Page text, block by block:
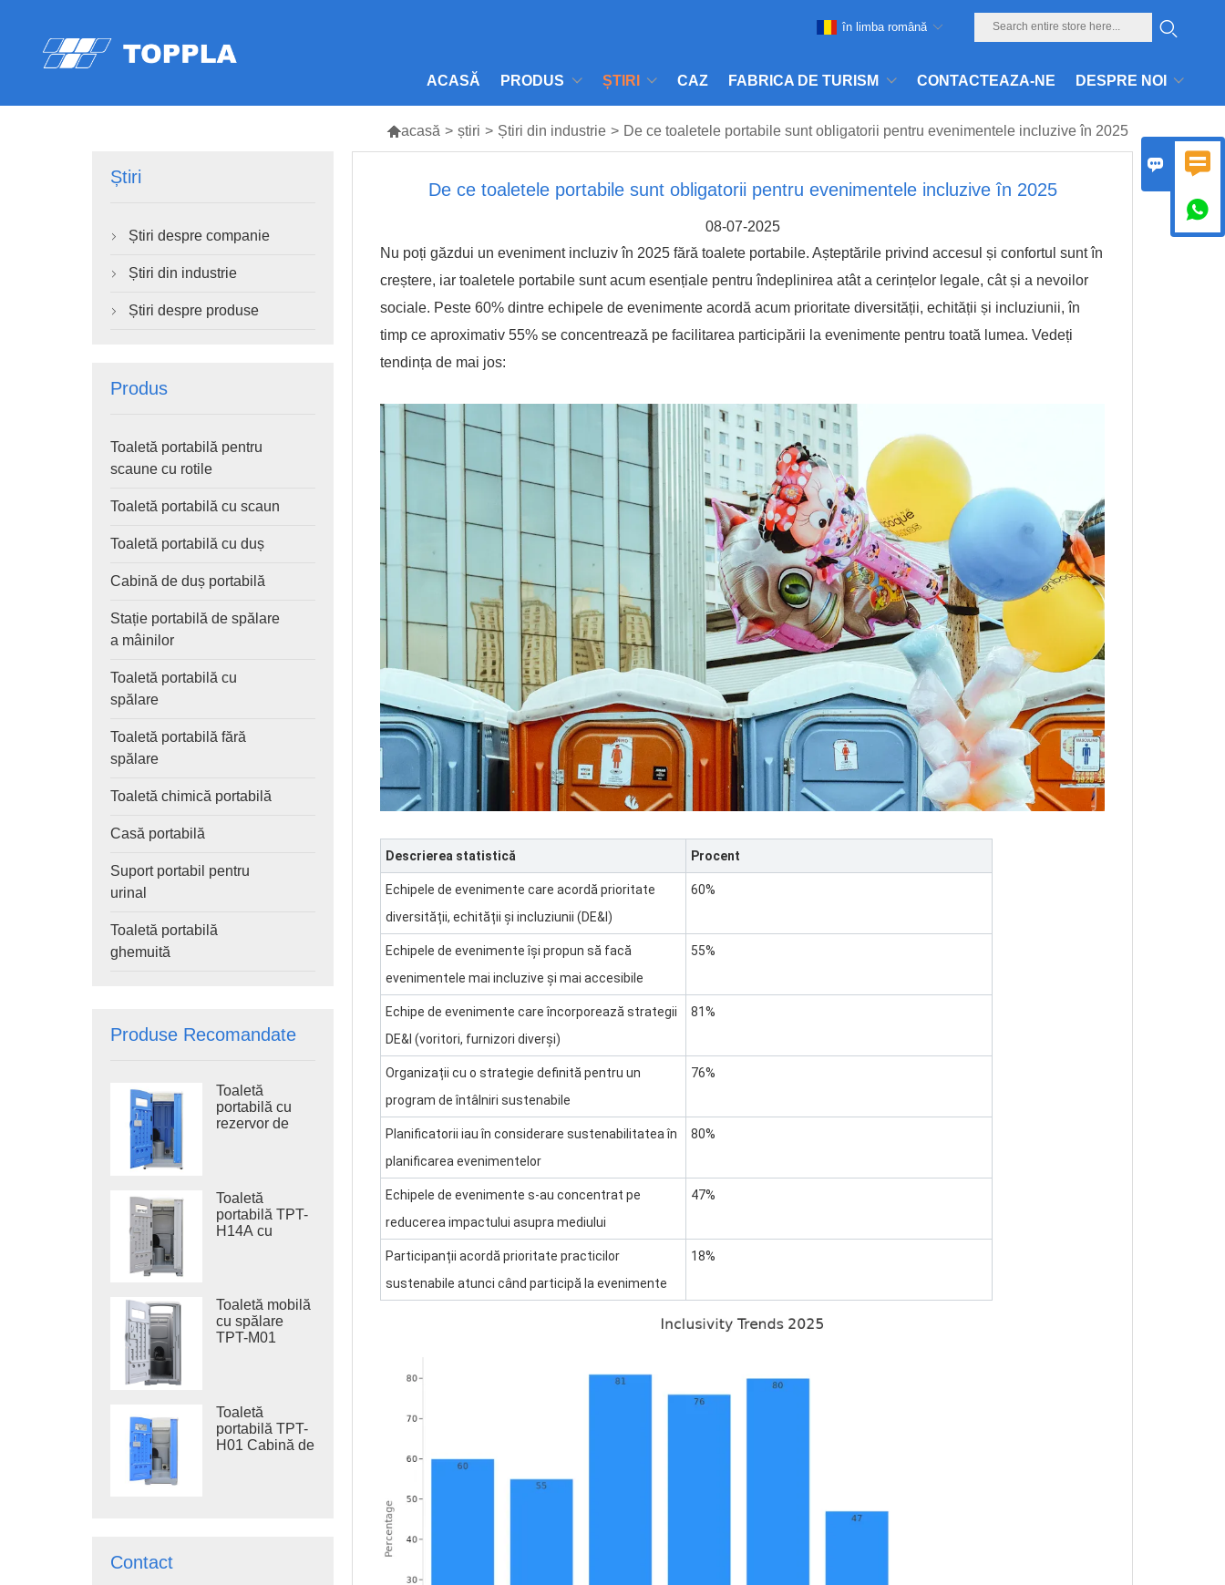
ACASĂ PRODUS ȘTIRI CAZ FABRICA DE TURISM CONTACTEAZA-NE DESPRE NOI
în limba română
acasă > știri > Știri din industrie > De ce toaletele portabile sunt obligatorii pentru evenimentele incluzive în 2025
Știri
 Știri despre companie
 Știri din industrie
 Știri despre produse
Produs
Toaletă portabilă pentru
scaune cu rotile
Toaletă portabilă cu scaun
Toaletă portabilă cu duș
Cabină de duș portabilă
Stație portabilă de spălare
a mâinilor
Toaletă portabilă cu
spălare
Toaletă portabilă fără
spălare
Toaletă chimică portabilă
Casă portabilă
Suport portabil pentru
urinal
Toaletă portabilă
ghemuită
Produse Recomandate
Toaletă
portabilă cu
rezervor de
portabilă cu
sistem de
spălare din
oțel, toaletă de
Toaletă
portabilă TPT-
H14A cu
din plastic
pentru exterior
Toaletă mobilă
cu spălare
TPT-M01
Toaletă
portabilă TPT-
H01 Cabină de
Contact
De ce toaletele portabile sunt obligatorii pentru evenimentele incluzive în 2025
08-07-2025
Nu poți găzdui un eveniment incluziv în 2025 fără toalete portabile. Așteptările privind accesul și confortul sunt în
creștere, iar toaletele portabile sunt acum esențiale pentru îndeplinirea atât a cerințelor legale, cât și a nevoilor
sociale. Peste 60% dintre echipele de evenimente acordă acum prioritate diversității, echității și incluziunii, în
timp ce aproximativ 55% se concentrează pe facilitarea participării la evenimente pentru toată lumea. Vedeți
tendința de mai jos:
Descrierea statistică Procent
Echipele de evenimente care acordă prioritate
diversității, echității și incluziunii (DE&I)
60%
Echipele de evenimente își propun să facă
evenimentele mai incluzive și mai accesibile
55%
Echipe de evenimente care încorporează strategii
DE&I (voritori, furnizori diverși)
81%
Organizații cu o strategie definită pentru un
program de întâlniri sustenabile
76%
Planificatorii iau în considerare sustenabilitatea în
planificarea evenimentelor
80%
Echipele de evenimente s-au concentrat pe
reducerea impactului asupra mediului
47%
Participanții acordă prioritate practicilor
sustenabile atunci când participă la evenimente
18%
 
